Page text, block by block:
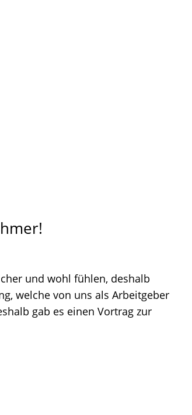
und wohl fühlen, deshalb
welche von uns als Arbeitgeber
gab es einen Vortrag zur